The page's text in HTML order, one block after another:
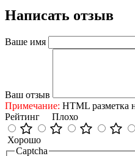
Написать отзыв
Ваше имя
Ваш отзыв
Примечание: HTML разметка
Рейтинг Плохо
Хорошо
Captcha